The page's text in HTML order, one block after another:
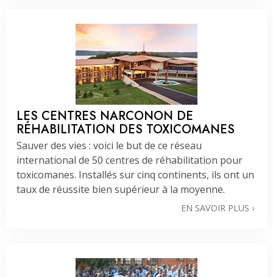
LES CENTRES NARCONON DE
RÉHABILITATION DES TOXICOMANES
Sauver des vies : voici le but de ce réseau
international de 50 centres de réhabilitation pour
toxicomanes. Installés sur cinq continents, ils ont un
taux de réussite bien supérieur à la moyenne.
EN SAVOIR PLUS